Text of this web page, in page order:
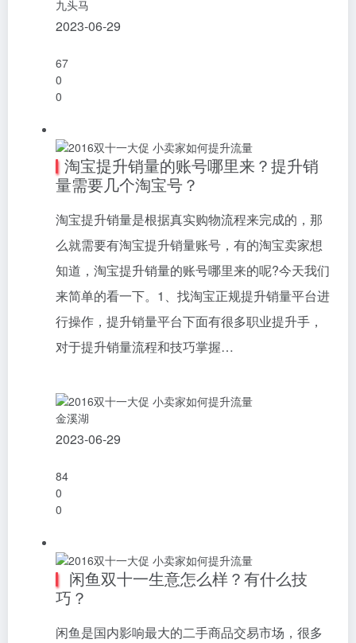
九头马
2023-06-29
67
0
0
淘宝提升销量的账号哪里来？提升销
量需要几个淘宝号？
淘宝提升销量是根据真实购物流程来完成的，那
么就需要有淘宝提升销量账号，有的淘宝卖家想
知道，淘宝提升销量的账号哪里来的呢?今天我们
来简单的看一下。1、找淘宝正规提升销量平台进
行操作，提升销量平台下面有很多职业提升手，
对于提升销量流程和技巧掌握…
金溪湖
2023-06-29
84
0
0
闲鱼双十一生意怎么样？有什么技
巧？
闲鱼是国内影响最大的二手商品交易市场，很多